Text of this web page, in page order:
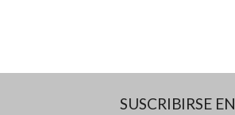
SUSCRIBIRSE EN